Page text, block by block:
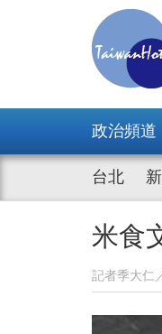
政治頻道
台北
米食
記者季大仁